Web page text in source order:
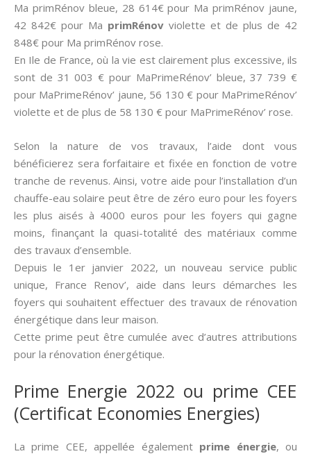
Ma primRénov bleue, 28 614€ pour Ma primRénov jaune,
42 842€ pour Ma primRénov violette et de plus de 42
848€ pour Ma primRénov rose.
En Ile de France, où la vie est clairement plus excessive, ils
sont de 31 003 € pour MaPrimeRénov’ bleue, 37 739 €
pour MaPrimeRénov’ jaune, 56 130 € pour MaPrimeRénov’
violette et de plus de 58 130 € pour MaPrimeRénov’ rose.
Selon la nature de vos travaux, l’aide dont vous
bénéficierez sera forfaitaire et fixée en fonction de votre
tranche de revenus. Ainsi, votre aide pour l’installation d’un
chauffe-eau solaire peut être de zéro euro pour les foyers
les plus aisés à 4000 euros pour les foyers qui gagne
moins, finançant la quasi-totalité des matériaux comme
des travaux d’ensemble.
Depuis le 1er janvier 2022, un nouveau service public
unique, France Renov’, aide dans leurs démarches les
foyers qui souhaitent effectuer des travaux de rénovation
énergétique dans leur maison.
Cette prime peut être cumulée avec d’autres attributions
pour la rénovation énergétique.
Prime Energie 2022 ou prime CEE
(Certificat Economies Energies)
La prime CEE, appellée également prime énergie, ou